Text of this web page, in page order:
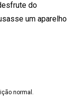
do
um aparelho
normal.